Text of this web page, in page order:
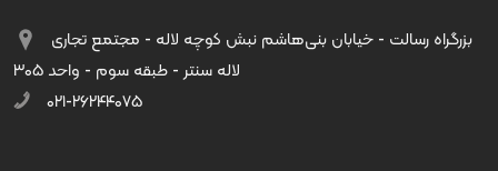
لاله سنتر - طبقه سوم - واحد ۳۰۵
۰۲۱-۲۶۲۴۴۰۷۵